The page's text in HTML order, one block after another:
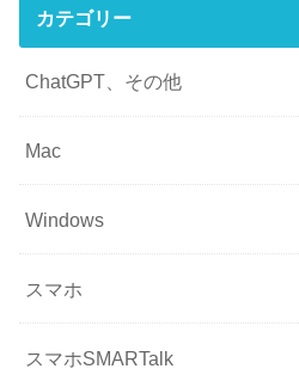
カテゴリー
ChatGPT、その他
Mac
Windows
スマホ
スマホSMARTalk